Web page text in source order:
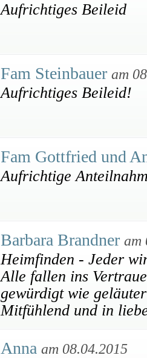
Aufrichtiges Beileid
Fam Steinbauer am
Aufrichtiges Beileid!
Fam Gottfried und
Aufrichtige
Barbara Brandner am
Heimfinden - Jeder
Alle fallen ins
gewürdigt wie
Mitfühlend und in
Anna am 08.04.2015